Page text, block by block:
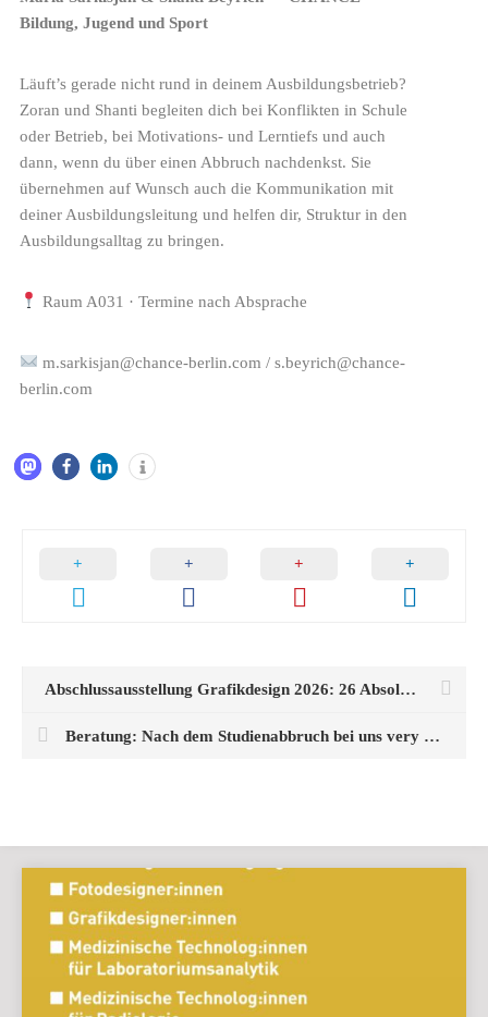
Bildung, Jugend und Sport
Läuft’s gerade nicht rund in deinem Ausbildungsbetrieb?
Zoran und Shanti begleiten dich bei Konflikten in Schule
oder Betrieb, bei Motivations- und Lerntiefs und auch
dann, wenn du über einen Abbruch nachdenkst. Sie
übernehmen auf Wunsch auch die Kommunikation mit
deiner Ausbildungsleitung und helfen dir, Struktur in den
Ausbildungsalltag zu bringen.
Raum A031 · Termine nach Absprache
m.sarkisjan@chance-berlin.com / s.beyrich@chance-
berlin.com
Abschlussausstellung Grafikdesign 2026: 26 Absolventinnen im Bethanien
Beratung: Nach dem Studienabbruch bei uns very welcome